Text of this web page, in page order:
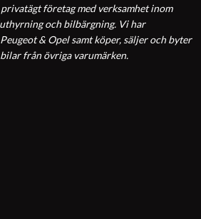
företag med verksamhet inom
och bilbärgning. Vi har
& Opel samt köper, säljer och byter
från övriga varumärken.